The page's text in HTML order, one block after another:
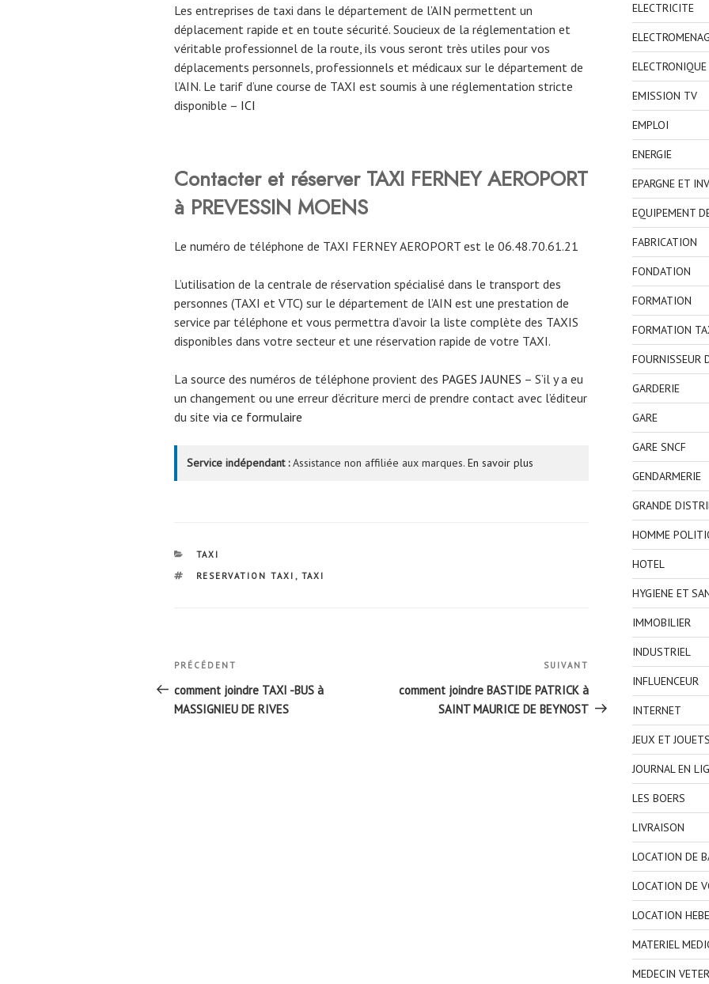
Les entreprises de taxi dans le département de l’AIN permettent un
déplacement rapide et en toute sécurité. Soucieux de la réglementation et
véritable professionnel de la route, ils vous seront très utiles pour vos
déplacements personnels, professionnels et médicaux sur le département de
l’AIN. Le tarif d’une course de TAXI est soumis à une réglementation stricte
disponible – ICI
Contacter et réserver TAXI FERNEY AEROPORT
à PREVESSIN MOENS
Le numéro de téléphone de TAXI FERNEY AEROPORT est le 06.48.70.61.21
L’utilisation de la centrale de réservation spécialisé dans le transport des
personnes (TAXI et VTC) sur le département de l’AIN est une prestation de
service par téléphone et vous permettra d’avoir la liste complète des TAXIS
disponibles dans votre secteur et une réservation rapide de votre TAXI.
La source des numéros de téléphone provient des PAGES JAUNES – S’il y a eu
un changement ou une erreur d’écriture merci de prendre contact avec l’éditeur
du site via ce formulaire
Service indépendant :Assistance non affiliée aux marques. En savoir plus
CATÉGORIES
TAXI
ÉTIQUETTES
RESERVATION TAXI , TAXI
Navigation
de
l’article
Article
précédent
PRÉCÉDENT
comment joindre TAXI -BUS à
MASSIGNIEU DE RIVES
suivant
SUIVANT
comment joindre BASTIDE PATRICK à
SAINT MAURICE DE BEYNOST
ELECTRICITE
EMISSION TV
EMPLOI
ENERGIE
EPARGNE ET
EQUIPEMENT
FABRICATION
FONDATION
FORMATION
FORMATION
FOURNISSEUR
GARDERIE
GARE
GARE SNCF
GENDARMERIE
GRANDE
HOMME
HOTEL
HYGIENE ET
IMMOBILIER
INDUSTRIEL
INFLUENCEUR
INTERNET
JEUX ET JOUETS
JOURNAL EN
LES BOERS
LIVRAISON
LOCATION DE
LOCATION DE
LOCATION
MATERIEL
MEDECIN